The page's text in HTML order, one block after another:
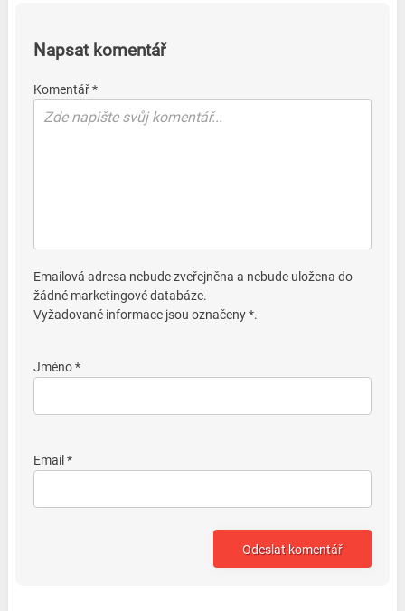
Napsat komentář
Komentář *
Emailová adresa nebude zveřejněna a nebude uložena do
žádné marketingové databáze.
Vyžadované informace jsou označeny *.
Jméno *
Email *